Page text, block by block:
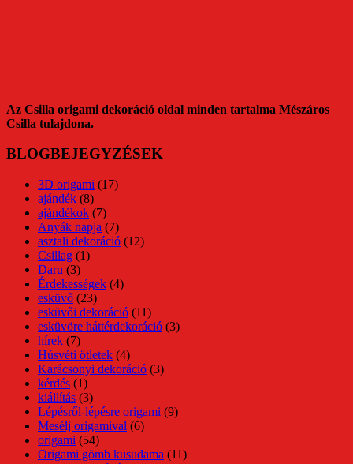
Az Csilla origami dekoráció oldal minden tartalma Mészáros
Csilla tulajdona.
BLOGBEJEGYZÉSEK
3D origami (17)
ajándék (8)
ajándékok (7)
Anyák napja (7)
asztali dekoráció (12)
Csillag (1)
Daru (3)
Érdekességek (4)
esküvő (23)
esküvői dekoráció (11)
esküvöre háttérdekoráció (3)
hírek (7)
Húsvéti ötletek (4)
Karácsonyi dekoráció (3)
kérdés (1)
kiállítás (3)
Lépésről-lépésre origami (9)
Mesélj origamival (6)
origami (54)
Origami gömb kusudama (11)